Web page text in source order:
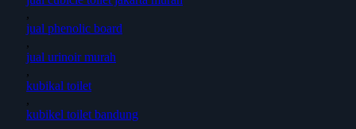
,
jual phenolic board
,
jual urinoir murah
,
kubikal toilet
,
kubikel toilet bandung